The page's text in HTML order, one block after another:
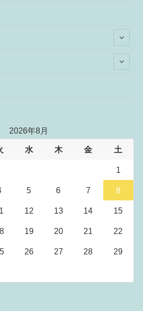
2026年8月
水 木 金 土
1
5 6 7 8
12 13 14 15
19 20 21 22
26 27 28 29